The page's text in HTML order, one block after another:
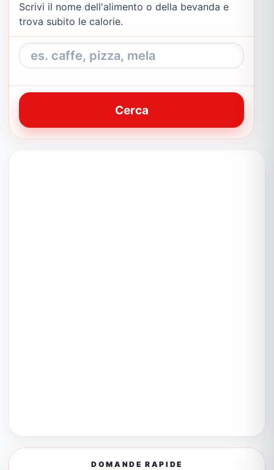
Scrivi il nome dell'alimento o della bevanda e
trova subito le calorie.
Cerca
DOMANDE RAPIDE